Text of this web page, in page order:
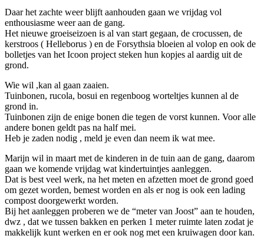
Daar het zachte weer blijft aanhouden gaan we vrijdag vol
enthousiasme weer aan de gang.
Het nieuwe groeiseizoen is al van start gegaan, de crocussen, de
kerstroos ( Helleborus ) en de Forsythsia bloeien al volop en ook de
bolletjes van het Icoon project steken hun kopjes al aardig uit de
grond.
Wie wil ,kan al gaan zaaien.
Tuinbonen, rucola, bosui en regenboog worteltjes kunnen al de
grond in.
Tuinbonen zijn de enige bonen die tegen de vorst kunnen. Voor alle
andere bonen geldt pas na half mei.
Heb je zaden nodig , meld je even dan neem ik wat mee.
Marijn wil in maart met de kinderen in de tuin aan de gang, daarom
gaan we komende vrijdag wat kindertuintjes aanleggen.
Dat is best veel werk, na het meten en afzetten moet de grond goed
om gezet worden, bemest worden en als er nog is ook een lading
compost doorgewerkt worden.
Bij het aanleggen proberen we de “meter van Joost” aan te houden,
dwz , dat we tussen bakken en perken 1 meter ruimte laten zodat je
makkelijk kunt werken en er ook nog met een kruiwagen door kan.